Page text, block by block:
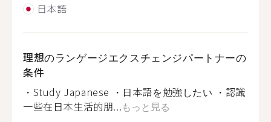
日本語
理想のランゲージエクスチェンジパートナーの
条件
・Study Japanese ・日本語を勉強したい ・認識
一些在日本生活的朋...もっと見る